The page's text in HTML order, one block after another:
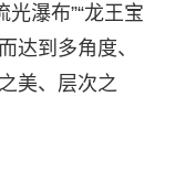
光瀑布”“龙王宝
达到多角度、
美、层次之